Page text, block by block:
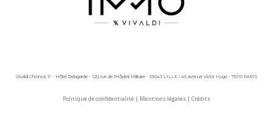
Vivaldi Chronos © - Hôtel Delagarde - 120, rue de l'Hôpital Militaire - 59043 LILLE / 45 avenue Victor Hugo - 75116 PARIS
Politique de confidentialité | Mentions légales | Crédits